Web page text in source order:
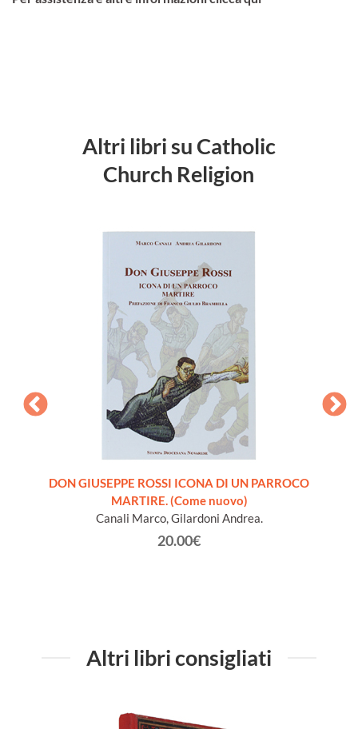
Altri libri su Catholic
Church Religion
DON GIUSEPPE ROSSI ICONA DI UN PARROCO
MARTIRE. (Come nuovo)
Canali Marco, Gilardoni Andrea.
20.00€
Altri libri consigliati